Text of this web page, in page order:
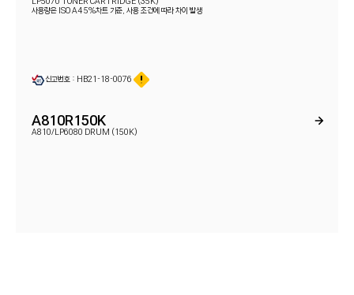
사용량은 ISO A4 5%차트 기준, 사용 조건에 따라 차이 발생
신고번호 : HB21-18-0076
A810R150K
A810/LP6080 DRUM (150K)